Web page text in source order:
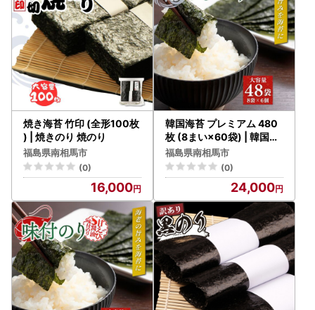
焼き海苔 竹印 (全形100枚
) | 焼きのり 焼のり
福島県南相馬市
(0)
16,000
韓国海苔 プレミアム 480
枚 (8まい×60袋) | 韓国の
り
福島県南相馬市
(0)
24,000